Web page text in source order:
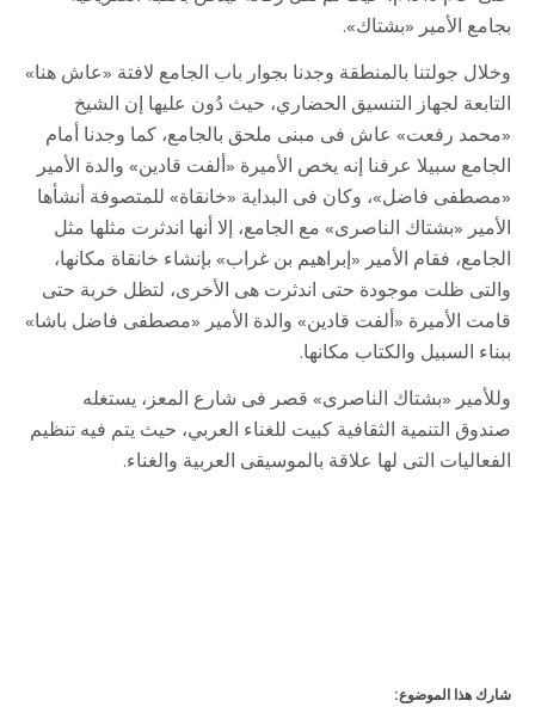
بجامع الأمير «بشتاك».
وخلال جولتنا بالمنطقة وجدنا بجوار باب الجامع لافتة «عاش هنا»
التابعة لجهاز التنسيق الحضاري، حيث دُون عليها إن الشيخ
«محمد رفعت» عاش فى مبنى ملحق بالجامع، كما وجدنا أمام
الجامع سبيلا عرفنا إنه يخص الأميرة «ألفت قادين» والدة الأمير
«مصطفى فاضل»، وكان فى البداية «خانقاة» للمتصوفة أنشأها
الأمير «بشتاك الناصرى» مع الجامع، إلا أنها اندثرت مثلها مثل
الجامع، فقام الأمير «إبراهيم بن غراب» بإنشاء خانقاة مكانها،
والتى ظلت موجودة حتى اندثرت هى الأخرى، لتظل خربة حتى
قامت الأميرة «ألفت قادين» والدة الأمير «مصطفى فاضل باشا»
ببناء السبيل والكتاب مكانها.
وللأمير «بشتاك الناصرى» قصر فى شارع المعز، يستغله
صندوق التنمية الثقافية كبيت للغناء العربي، حيث يتم فيه تنظيم
الفعاليات التى لها علاقة بالموسيقى العربية والغناء.
شارك هذا الموضوع: